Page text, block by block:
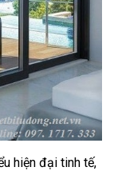
hiện đại tinh tế,